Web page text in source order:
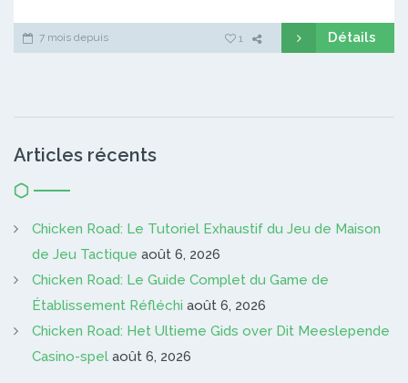
7 mois depuis 1 Détails
Articles récents
Chicken Road: Le Tutoriel Exhaustif du Jeu de Maison
de Jeu Tactique août 6, 2026
Chicken Road: Le Guide Complet du Game de
Établissement Réfléchi août 6, 2026
Chicken Road: Het Ultieme Gids over Dit Meeslepende
Casino-spel août 6, 2026